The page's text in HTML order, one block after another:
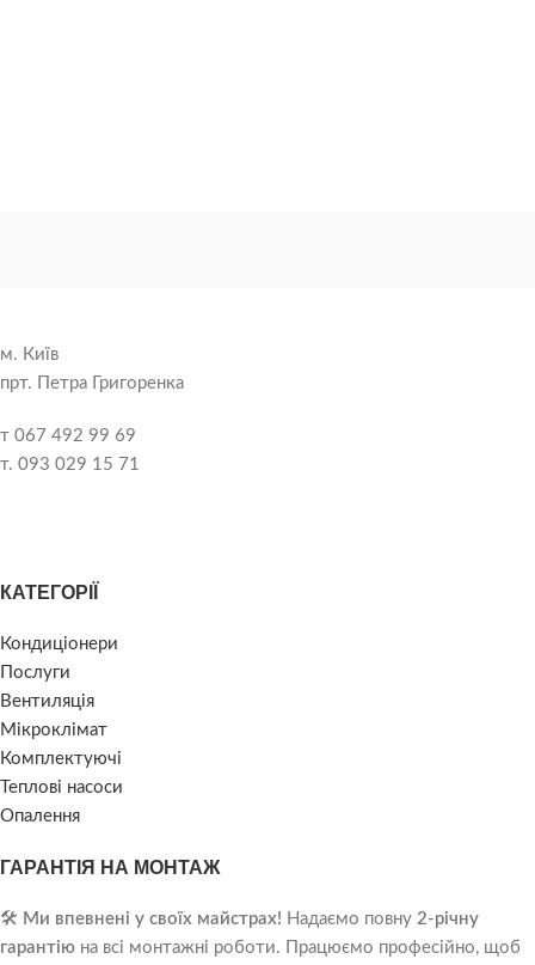
м. Київ
прт. Петра Григоренка
т 067 492 99 69
т. 093 029 15 71
КАТЕГОРІЇ
Кондиціонери
Послуги
Вентиляція
Мікроклімат
Комплектуючі
Теплові насоси
Опалення
ГАРАНТІЯ НА МОНТАЖ
🛠️ Ми впевнені у своїх майстрах! Надаємо повну 2-річну
гарантію на всі монтажні роботи. Працюємо професійно, щоб